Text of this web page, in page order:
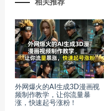
相关推荐
外网爆火的AI生成3D漫画视
频制作教学，让你流量暴
涨，快速起号涨粉！